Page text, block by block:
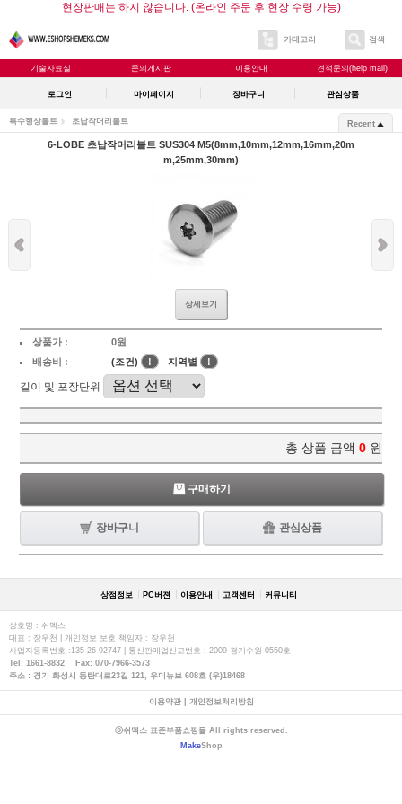
현장판매는 하지 않습니다. (온라인 주문 후 현장 수령 가능)
카테고리 검색
기술자료실 문의게시판 이용안내 견적문의(help mail)
로그인 마이페이지 장바구니 관심상품
특수형상볼트 초납작머리볼트 Recent
6-LOBE 초납작머리볼트 SUS304 M5(8mm,10mm,12mm,16mm,20m
m,25mm,30mm)
상세보기
상품가 :
0원
배송비 :
(조건) ! 지역별 !
길이 및 포장단위
총 상품 금액 0 원
구매하기
장바구니 관심상품
상점정보 PC버젼 이용안내 고객센터 커뮤니티
상호명 : 쉬멕스
대표 : 장우천 | 개인정보 보호 책임자 : 장우천
사업자등록번호 :135-26-92747 | 통신판매업신고번호 : 2009-경기수원-0550호
Tel: 1661-8832 Fax: 070-7966-3573
주소 : 경기 화성시 동탄대로23길 121, 우미뉴브 608호 (우)18468
이용약관| 개인정보처리방침
ⓒ쉬멕스 표준부품쇼핑몰 All rights reserved.
MakeShop